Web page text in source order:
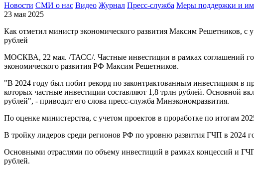
Новости СМИ о нас Видео Журнал Пресс-служба Меры поддержки и
23 мая 2025
Как отметил министр экономического развития Максим Решетников, с
рублей
МОСКВА, 22 мая. /ТАСС/. Частные инвестиции в рамках соглашений
экономического развития РФ Максим Решетников.
"В 2024 году был побит рекорд по законтрактованным инвестициям
которых частные инвестиции составляют 1,8 трлн рублей. Основной
рублей", - приводит его слова пресс-служба Минэкономразвития.
По оценке министерства, с учетом проектов в проработке по итогам
В тройку лидеров среди регионов РФ по уровню развития ГЧП в 2024
Основными отраслями по объему инвестиций в рамках концессий и
рублей.